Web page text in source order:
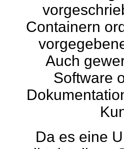
Containern
Auch
Software
Da es eine